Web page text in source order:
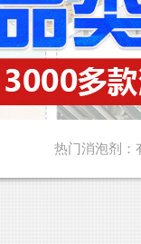
热门消泡剂：